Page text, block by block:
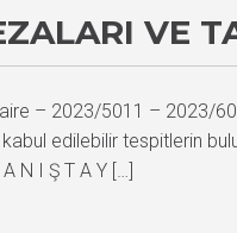
VE
– 2023/5011 – 2023/
edilebilir tespitlerin
N I Ş T A Y […]